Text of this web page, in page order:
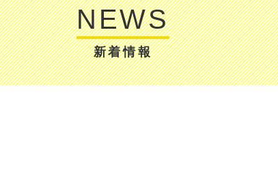
NEWS
新着情報